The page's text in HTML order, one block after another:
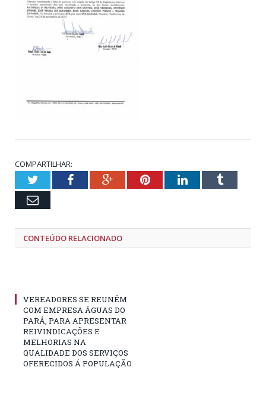
COMPARTILHAR:
TwitterFacebookGoogle+PinterestLinkedInTumblr
Email
CONTEÚDO RELACIONADO
VEREADORES SE REUNÉM
COM EMPRESA ÁGUAS DO
PARÁ, PARA APRESENTAR
REIVINDICAÇÕES E
MELHORIAS NA
QUALIDADE DOS SERVIÇOS
OFERECIDOS Á POPULAÇÃO.